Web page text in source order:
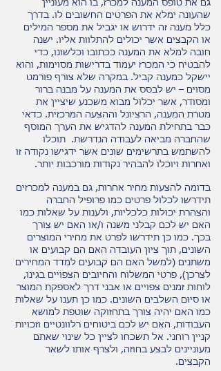
גם את טופס המענה למכרז, בו הוא מעוניין
שהעונה ימלא את הפרטים החשובים לו. בדרך
כלל מענה זה ידרוש או יגביל את מספר המילים
או הקבצים אשר יכולים להתלוות אליו. ישנה
חובה למלא את המענה ככתובו וכלשונו, כדי
להבטיח כי המכרז יעמוד בדרישות מסוימות, והוא
יישקל כמענה קביל. במקרה שלא צורף פורמט
מסוים – יש לבסס את המענה על מבנה ברור
ומסודר, אשר יכלול מבוא משכנע שיציין את
מטרת המענה, הרציונל וההצעה המרכזית. כדאי
כבר בתחילת המענה להדגיש את הערך המוסף
שהחברה מביאה לעבודה הנדרשת. תוכלו
להשתמש בתרשימים שונים אשר ידגישו נקודה זו
ואחרות ויוכלו להבהיר נקודות מורכבות יותר.
בדומה להצעות מחיר אחרות, גם במענה למכרזים
תידרשו לכלול פרטים כמו פרופיל החברה
והצהרת יכולות כלכליות, ולענות על שאלות כמו
האם יש לכם קבלני משנה ו/או האם יש צורך
בכך. כמו כן תידרשו לפרט את מחירי המוצרים
השונים, תוך ציון העובדה האם הם קבועים או
משתנים (למשל האם הם קבועים למדד המחירים
לצרכן), פרטי המשלוח והחיובים הצפויים בגינו,
לוחות זמנים צפויים או אבני דרך לאספקת המוצר
או סיום השלבים השונים. כמו כן תענו על שאלות
כמו האם יהיה צורך בתחזוקה שוטפת למושא
העבודות, האם יש לכם ביטוחים רלוונטיים וזכויות
קניין רוחני. אל תשכחו לציין כל שינוי שאתם
מעוניינים לבצע בחוזה, ולצרף אותו לשאר
הקבצים.